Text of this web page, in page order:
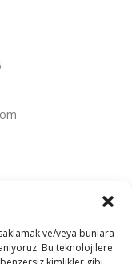
ve/veya bunlara
Bu teknolojilere
SavunmaTR
Hakkımızda